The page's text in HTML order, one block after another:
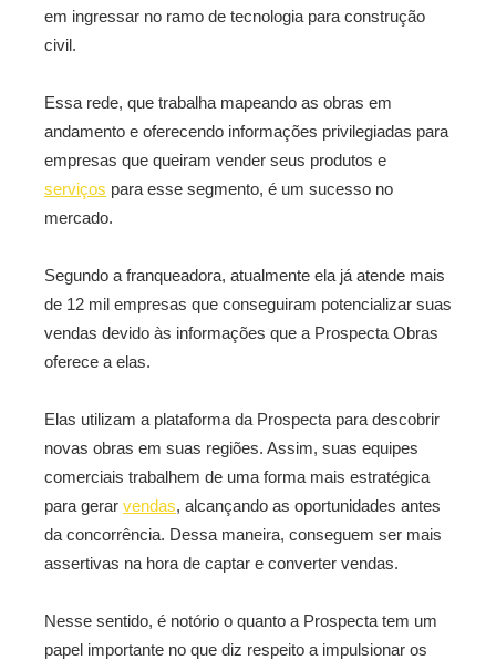
em ingressar no ramo de tecnologia para construção
civil.
Essa rede, que trabalha mapeando as obras em
andamento e oferecendo informações privilegiadas para
empresas que queiram vender seus produtos e
serviços para esse segmento, é um sucesso no
mercado.
Segundo a franqueadora, atualmente ela já atende mais
de 12 mil empresas que conseguiram potencializar suas
vendas devido às informações que a Prospecta Obras
oferece a elas.
Elas utilizam a plataforma da Prospecta para descobrir
novas obras em suas regiões. Assim, suas equipes
comerciais trabalhem de uma forma mais estratégica
para gerar vendas, alcançando as oportunidades antes
da concorrência. Dessa maneira, conseguem ser mais
assertivas na hora de captar e converter vendas.
Nesse sentido, é notório o quanto a Prospecta tem um
papel importante no que diz respeito a impulsionar os